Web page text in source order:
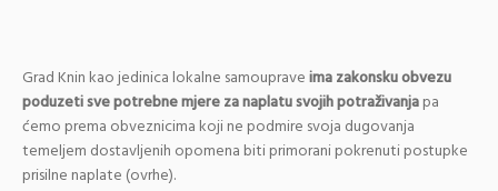
Grad Knin kao jedinica lokalne samoupraveima zakonsku obvezu
poduzetisve potrebne mjere za naplatu svojih potraživanjapa
ćemo prema obveznicima koji ne podmire svoja dugovanja
temeljem dostavljenih opomena biti primorani pokrenuti postupke
prisilne naplate (ovrhe).